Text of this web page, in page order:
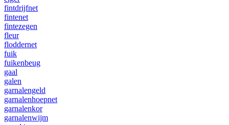
fintdrijfnet
fintenet
fintezegen
fleur
floddernet
fuik
fuikenbeug
gaal
galen
garnalengeld
garnalenhoepnet
garnalenkor
garnalenwijm